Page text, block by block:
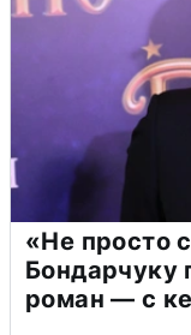
«Не просто
Бондарчуку
роман — с